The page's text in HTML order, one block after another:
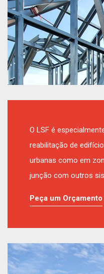
O LSF é
reabilitação de
urbanas como em
junção com outros
Peça um Orçamento